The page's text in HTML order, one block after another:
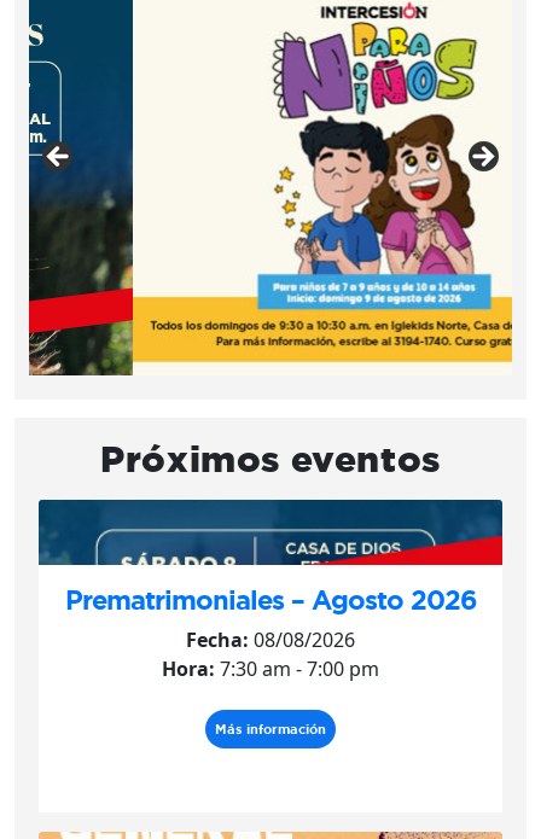
Próximos eventos
Prematrimoniales – Agosto 2026
Fecha: 08/08/2026
Hora: 7:30 am - 7:00 pm
Más información